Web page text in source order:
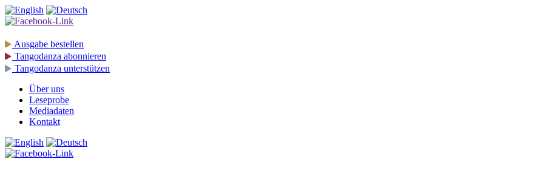
Ausgabe bestellen
Tangodanza abonnieren
Tangodanza unterstützen
Über uns
Leseprobe
Mediadaten
Kontakt